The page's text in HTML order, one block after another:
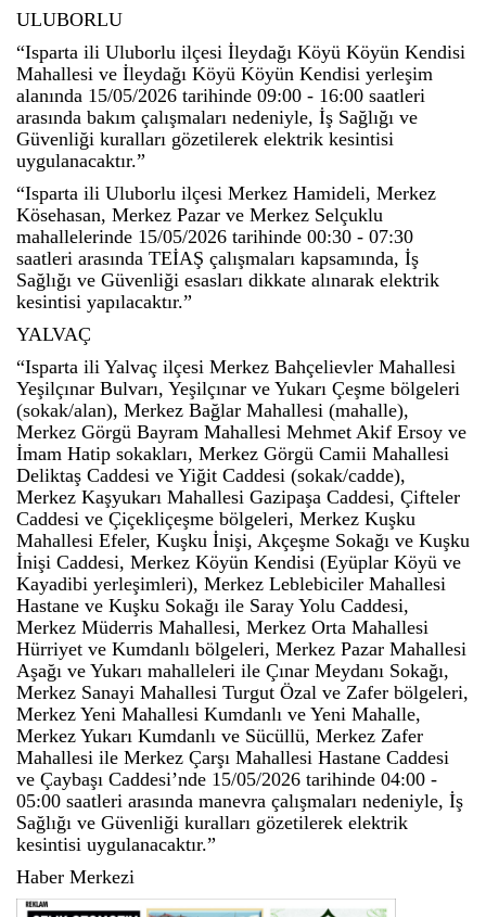
ULUBORLU
“Isparta ili Uluborlu ilçesi İleydağı Köyü Köyün Kendisi
Mahallesi ve İleydağı Köyü Köyün Kendisi yerleşim
alanında 15/05/2026 tarihinde 09:00 - 16:00 saatleri
arasında bakım çalışmaları nedeniyle, İş Sağlığı ve
Güvenliği kuralları gözetilerek elektrik kesintisi
uygulanacaktır.”
“Isparta ili Uluborlu ilçesi Merkez Hamideli, Merkez
Kösehasan, Merkez Pazar ve Merkez Selçuklu
mahallelerinde 15/05/2026 tarihinde 00:30 - 07:30
saatleri arasında TEİAŞ çalışmaları kapsamında, İş
Sağlığı ve Güvenliği esasları dikkate alınarak elektrik
kesintisi yapılacaktır.”
YALVAÇ
“Isparta ili Yalvaç ilçesi Merkez Bahçelievler Mahallesi
Yeşilçınar Bulvarı, Yeşilçınar ve Yukarı Çeşme bölgeleri
(sokak/alan), Merkez Bağlar Mahallesi (mahalle),
Merkez Görgü Bayram Mahallesi Mehmet Akif Ersoy ve
İmam Hatip sokakları, Merkez Görgü Camii Mahallesi
Deliktaş Caddesi ve Yiğit Caddesi (sokak/cadde),
Merkez Kaşyukarı Mahallesi Gazipaşa Caddesi, Çifteler
Caddesi ve Çiçekliçeşme bölgeleri, Merkez Kuşku
Mahallesi Efeler, Kuşku İnişi, Akçeşme Sokağı ve Kuşku
İnişi Caddesi, Merkez Köyün Kendisi (Eyüplar Köyü ve
Kayadibi yerleşimleri), Merkez Leblebiciler Mahallesi
Hastane ve Kuşku Sokağı ile Saray Yolu Caddesi,
Merkez Müderris Mahallesi, Merkez Orta Mahallesi
Hürriyet ve Kumdanlı bölgeleri, Merkez Pazar Mahallesi
Aşağı ve Yukarı mahalleleri ile Çınar Meydanı Sokağı,
Merkez Sanayi Mahallesi Turgut Özal ve Zafer bölgeleri,
Merkez Yeni Mahallesi Kumdanlı ve Yeni Mahalle,
Merkez Yukarı Kumdanlı ve Sücüllü, Merkez Zafer
Mahallesi ile Merkez Çarşı Mahallesi Hastane Caddesi
ve Çaybaşı Caddesi’nde 15/05/2026 tarihinde 04:00 -
05:00 saatleri arasında manevra çalışmaları nedeniyle, İş
Sağlığı ve Güvenliği kuralları gözetilerek elektrik
kesintisi uygulanacaktır.”
Haber Merkezi